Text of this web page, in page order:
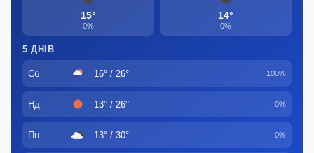
15°
0%
14°
0%
5 ДНІВ
Сб 16° / 26° 100%
Нд 13° / 26° 0%
Пн 13° / 30° 0%